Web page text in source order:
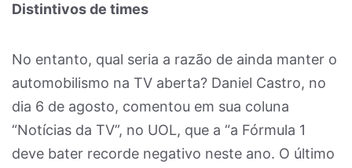
Distintivos de times
No entanto, qual seria a razão de ainda manter o
automobilismo na TV aberta? Daniel Castro, no
dia 6 de agosto, comentou em sua coluna
“Notícias da TV”, no UOL, que a “a Fórmula 1
deve bater recorde negativo neste ano. O último